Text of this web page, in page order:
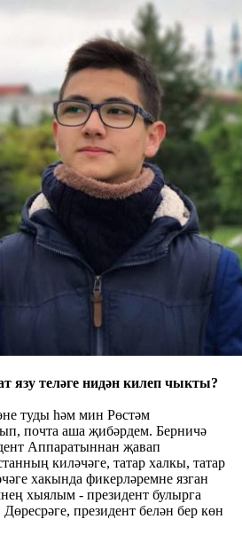
язу теләге нидән килеп чыкты?
туды һәм мин Рөстәм
почта аша җибәрдем. Берничә
Аппаратыннан җавап
киләчәге, татар халкы, татар
хакында фикерләремне язган
хыялым - президент булырга
президент белән бер көн